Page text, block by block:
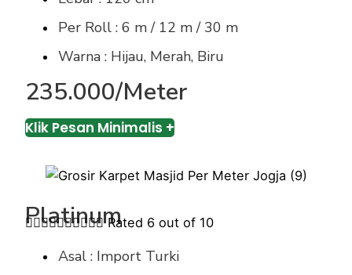
Per Roll : 6 m / 12 m / 30 m
Warna : Hijau, Merah, Biru
235.000/Meter
Klik Pesan Minimalis +
Platinum
 Rated 6 out of 10
Asal : Import Turki